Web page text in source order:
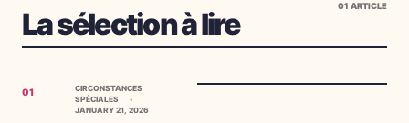
La sélection à lire
01 ARTICLE
01
CIRCONSTANCES
SPÉCIALES
JANUARY 21, 2026